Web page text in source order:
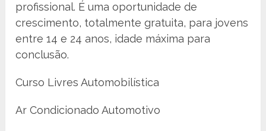
profissional. É uma oportunidade de
crescimento, totalmente gratuita, para jovens
entre 14 e 24 anos, idade máxima para
conclusão.
Curso Livres Automobilística
Ar Condicionado Automotivo